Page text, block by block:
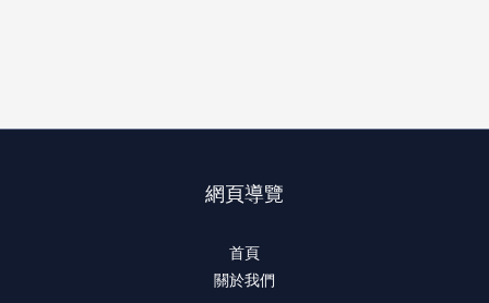
網頁導覽
首頁
關於我們